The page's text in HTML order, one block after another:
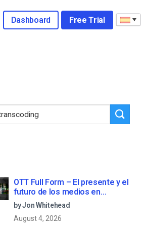
Dashboard Free Trial
OTT Full Form – El presente y el
futuro de los medios en
streaming
by Jon Whitehead
August 4, 2026